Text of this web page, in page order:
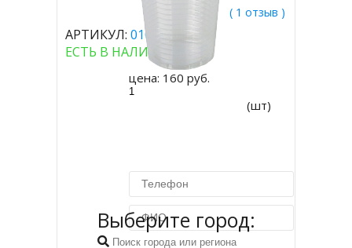
( 1 отзыв )
АРТИКУЛ: 010049
ЕСТЬ В НАЛИЧИИ
цена: 160 руб.
(шт)
Выберите город: